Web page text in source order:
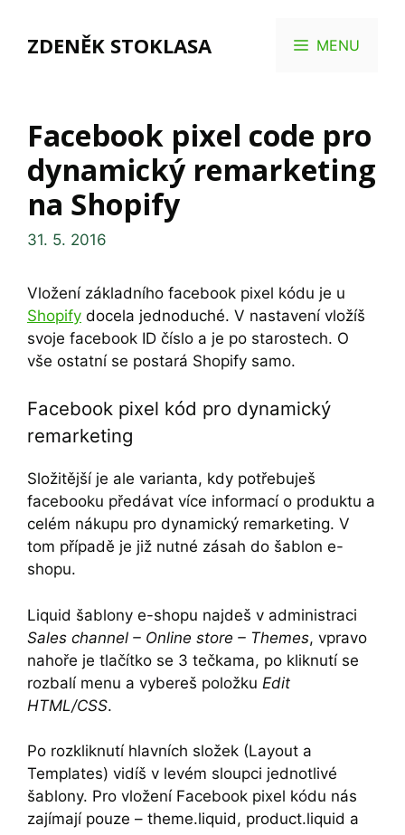
obsahZDENĚK STOKLASA MENU
Facebook pixel code pro
dynamický remarketing
na Shopify
31. 5. 2016
Vložení základního facebook pixel kódu je u
Shopify docela jednoduché. V nastavení vložíš
svoje facebook ID číslo a je po starostech. O
vše ostatní se postará Shopify samo.
Facebook pixel kód pro dynamický
remarketing
Složitější je ale varianta, kdy potřebuješ
facebooku předávat více informací o produktu a
celém nákupu pro dynamický remarketing. V
tom případě je již nutné zásah do šablon e-
shopu.
Liquid šablony e-shopu najdeš v administraci
Sales channel – Online store – Themes, vpravo
nahoře je tlačítko se 3 tečkama, po kliknutí se
rozbalí menu a vybereš položku Edit
HTML/CSS.
Po rozkliknutí hlavních složek (Layout a
Templates) vidíš v levém sloupci jednotlivé
šablony. Pro vložení Facebook pixel kódu nás
zajímají pouze – theme.liquid, product.liquid a